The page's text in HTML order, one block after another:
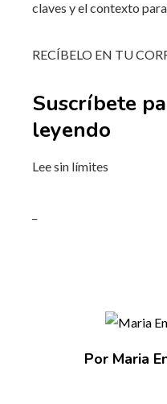
claves y el contexto
RECÍBELO EN TU
Suscríbete
leyendo
Lee sin límites
Por Maria